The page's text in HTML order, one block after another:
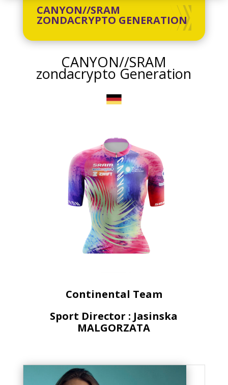
CANYON//SRAM
ZONDACRYPTO GENERATION
CANYON//SRAM
zondacrypto Generation
Continental Team
Sport Director : Jasinska
MALGORZATA